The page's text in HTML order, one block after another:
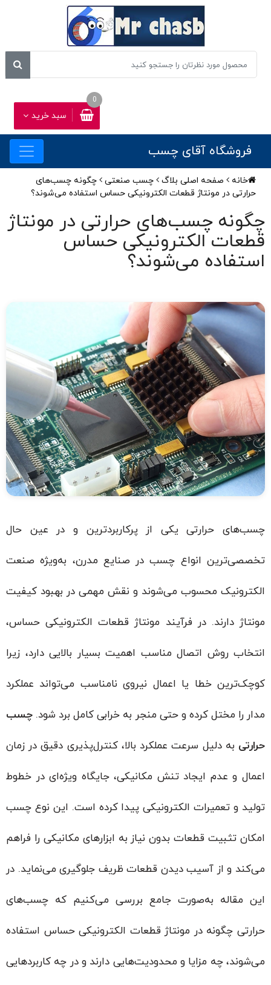
سبد خرید
0
فروشگاه آقای چسب
خانه صفحه اصلی بلاگ چسب صنعتی
چگونه چسب‌های
حرارتی در مونتاژ قطعات الکترونیکی حساس استفاده می‌شوند؟
چگونه چسب‌های حرارتی در مونتاژ
قطعات الکترونیکی حساس
استفاده می‌شوند؟
چسب‌های حرارتی یکی از پرکاربردترین و در عین حال
تخصصی‌ترین انواع چسب در صنایع مدرن، به‌ویژه صنعت
الکترونیک محسوب می‌شوند و نقش مهمی در بهبود کیفیت
مونتاژ دارند. در فرآیند مونتاژ قطعات الکترونیکی حساس،
انتخاب روش اتصال مناسب اهمیت بسیار بالایی دارد، زیرا
کوچک‌ترین خطا یا اعمال نیروی نامناسب می‌تواند عملکرد
مدار را مختل کرده و حتی منجر به خرابی کامل برد شود. چسب
حرارتیبه دلیل سرعت عملکرد بالا، کنترل‌پذیری دقیق در زمان
اعمال و عدم ایجاد تنش مکانیکی، جایگاه ویژه‌ای در خطوط
تولید و تعمیرات الکترونیکی پیدا کرده است. این نوع چسب
امکان تثبیت قطعات بدون نیاز به ابزارهای مکانیکی را فراهم
می‌کند و از آسیب دیدن قطعات ظریف جلوگیری می‌نماید. در
این مقاله به‌صورت جامع بررسی می‌کنیم که چسب‌های
حرارتی چگونه در مونتاژ قطعات الکترونیکی حساس استفاده
می‌شوند، چه مزایا و محدودیت‌هایی دارند و در چه کاربردهایی